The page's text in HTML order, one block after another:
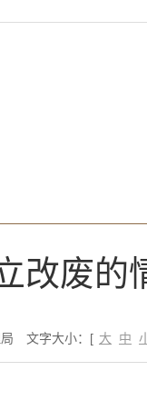
改废的
文字大小：[ 大 中